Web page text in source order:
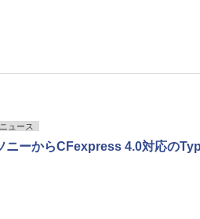
ニュース
ニーからCFexpress 4.0対応の